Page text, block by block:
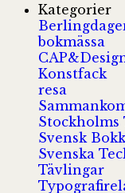
Kategorier
bokmässa
Konstfack
resa
Stockholms
Svensk
Svenska
Tävlingar